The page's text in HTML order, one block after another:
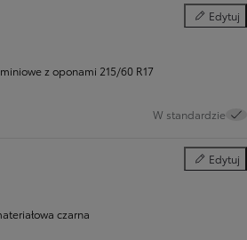
Edytuj
Koła
z oponami 215/60 R17
W standardzie
Edytuj
Tapicerka
czarna